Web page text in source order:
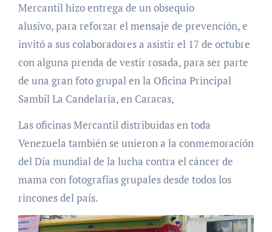
Mercantil hizo entrega de un obsequio
alusivo, para reforzar el mensaje de prevención, e
invitó a sus colaboradores a asistir el 17 de octubre
con alguna prenda de vestir rosada, para ser parte
de una gran foto grupal en la Oficina Principal
Sambil La Candelaria, en Caracas,
Las oficinas Mercantil distribuidas en toda
Venezuela también se unieron a la conmemoración
del Día mundial de la lucha contra el cáncer de
mama con fotografías grupales desde todos los
rincones del país.